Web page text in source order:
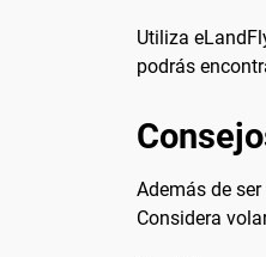
Utiliza
podrás
Además de
Considera